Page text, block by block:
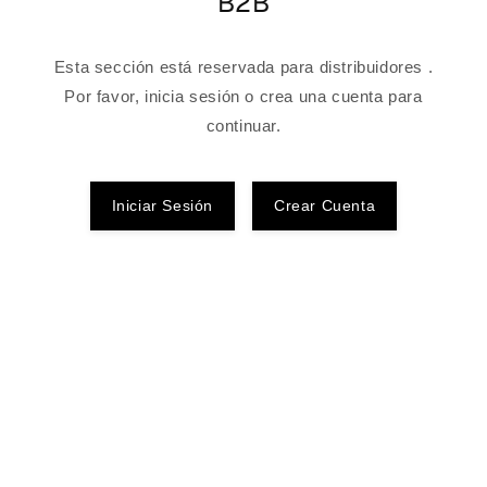
Esta sección está reservada para distribuidores .
Por favor, inicia sesión o crea una cuenta para
continuar.
Iniciar Sesión Crear Cuenta